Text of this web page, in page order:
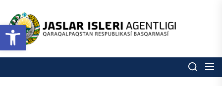
Open toolbar
content
Respublikası
basqarması
Ózbekstan jaslar isleri